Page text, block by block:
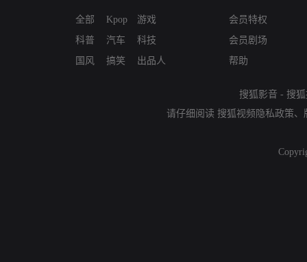
全部
科普
国风
Kpop
汽车
搞笑
游戏
科技
出品人
会员特权
会员剧场
帮助
搜狐影音 - 搜
请仔细阅读 搜狐视频隐私政策、